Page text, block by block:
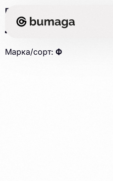
ГОСТ 12026-76
Плотность 75г/м2
Марка/сорт: Ф